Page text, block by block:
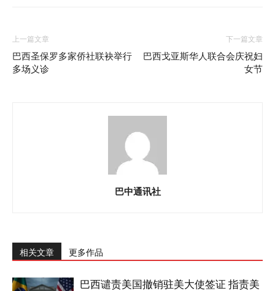
上一篇文章
巴西圣保罗多家侨社联袂举行
多场义诊
下一篇文章
巴西戈亚斯华人联合会庆祝妇
女节
巴中通讯社
相关文章 更多作品
巴西谴责美国撤销驻美大使签证 指责美